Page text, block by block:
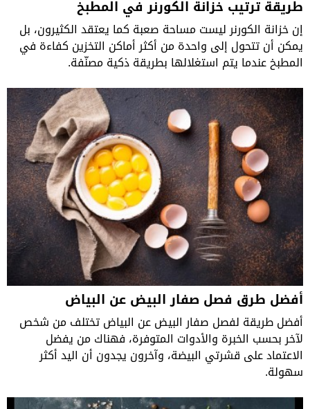
طريقة ترتيب خزانة الكورنر في المطبخ
إن خزانة الكورنر ليست مساحة صعبة كما يعتقد الكثيرون، بل
يمكن أن تتحول إلى واحدة من أكثر أماكن التخزين كفاءة في
المطبخ عندما يتم استغلالها بطريقة ذكية مصنّفة.
أفضل طرق فصل صفار البيض عن البياض
أفضل طريقة لفصل صفار البيض عن البياض تختلف من شخص
لآخر بحسب الخبرة والأدوات المتوفرة، فهناك من يفضل
الاعتماد على قشرتي البيضة، وآخرون يجدون أن اليد أكثر
سهولة.